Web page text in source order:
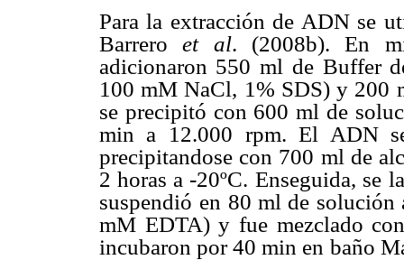
Para la extracción de ADN se
Barreroet al. (2008b). En
adicionaron 550 ml de Buffer
100 mM NaCl, 1% SDS) y 200
se precipitó con 600 ml de
min a 12.000 rpm. El ADN
precipitandose con 700 ml de
2 horas a -20ºC. Enseguida, se
suspendió en 80 ml de solución
mM EDTA) y fue mezclado
incubaron por 40 min en baño